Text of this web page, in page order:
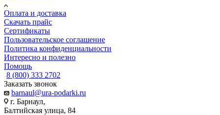
Оплата и доставка
Скачать прайс
Сертификаты
Пользовательское соглашение
Политика конфиденциальности
Интересно и полезно
Помощь
8 (800) 333 2702
Заказать звонок
barnaul@ura-podarki.ru
г. Барнаул,
Балтийская улица, 84